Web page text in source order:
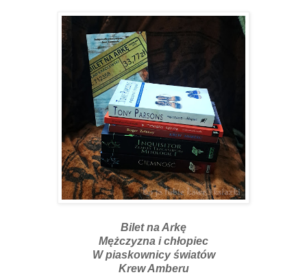
Bilet na Arkę
Mężczyzna i chłopiec
W piaskownicy światów
Krew Amberu